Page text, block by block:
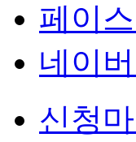
페이
네이
신청